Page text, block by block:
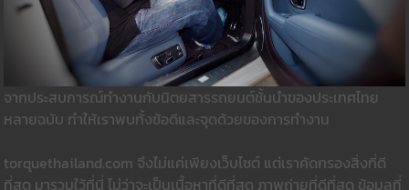
จากประสบการณ์ทำงานกับนิตยสารรถยนต์ชั้นนำของประเทศไทย
หลายฉบับ ทำให้เราพบทั้งข้อดีและจุดด้วยของการทำงาน
torquethailand.com จึงไม่แค่เพียงเว็บไซต์ แต่เราคัดกรองสิ่งที่ดี
ที่สุด มารวมใว้ที่นี่ ไม่ว่าจะเป็นเนื้อหาที่ดีที่สุด ภาพถ่ายที่ดีที่สุด ข้อมูลที่